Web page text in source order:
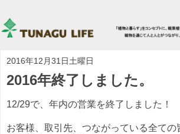
2016年12月31日土曜日
2016年終了しました。
12/29で、年内の営業を終了しました！
お客様、取引先、つながっている全ての